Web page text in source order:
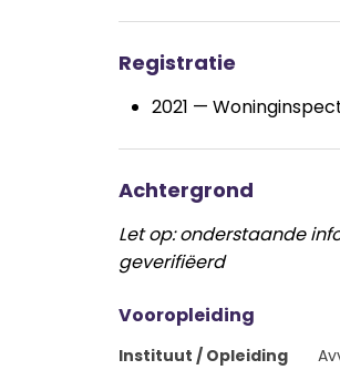
Registratie
2021 —
Achtergrond
Let op: onderstaande
geverifiëerd
Vooropleiding
Instituut / Opleiding